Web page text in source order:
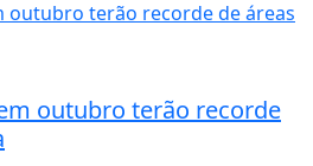
outubro terão recorde